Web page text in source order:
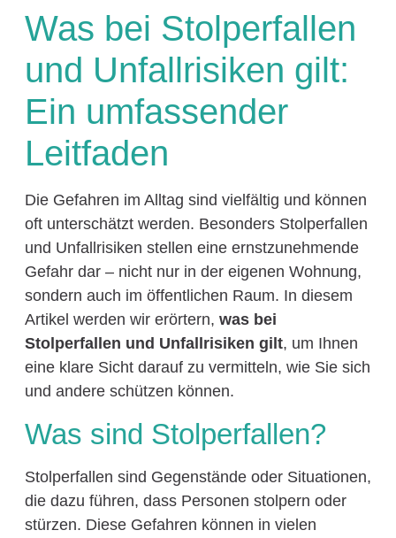
Was bei Stolperfallen
und Unfallrisiken gilt:
Ein umfassender
Leitfaden
Die Gefahren im Alltag sind vielfältig und können
oft unterschätzt werden. Besonders Stolperfallen
und Unfallrisiken stellen eine ernstzunehmende
Gefahr dar – nicht nur in der eigenen Wohnung,
sondern auch im öffentlichen Raum. In diesem
Artikel werden wir erörtern, was bei
Stolperfallen und Unfallrisiken gilt, um Ihnen
eine klare Sicht darauf zu vermitteln, wie Sie sich
und andere schützen können.
Was sind Stolperfallen?
Stolperfallen sind Gegenstände oder Situationen,
die dazu führen, dass Personen stolpern oder
stürzen. Diese Gefahren können in vielen